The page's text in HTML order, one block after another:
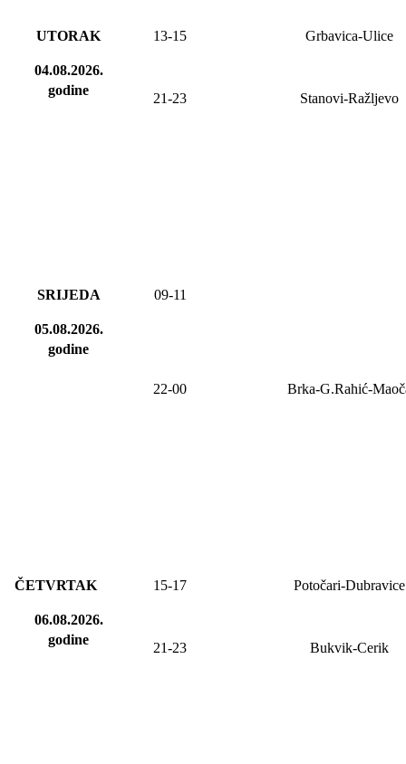
UTORAK
04.08.2026.
godine
13-15 Grbavica-Ulice
21-23 Stanovi-Ražljevo
SRIJEDA
05.08.2026.
godine
09-11
22-00 Brka-G.Rahić-
ČETVRTAK
06.08.2026.
godine
15-17 Potočari-Dubravice
21-23 Bukvik-Cerik